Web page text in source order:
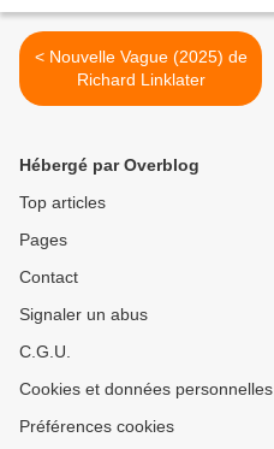
< Nouvelle Vague (2025) de
Richard Linklater
Hébergé par Overblog
Top articles
Pages
Contact
Signaler un abus
C.G.U.
Cookies et données personnelles
Préférences cookies